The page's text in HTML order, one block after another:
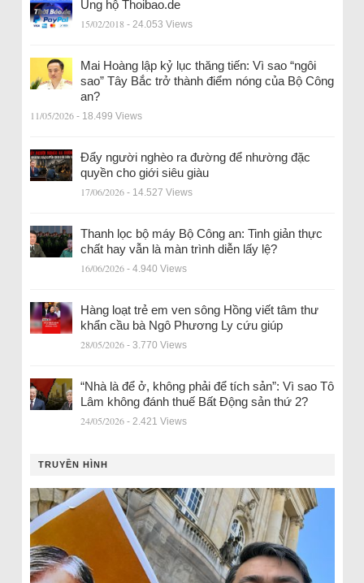
Ủng hộ Thoibao.de
15/02/2018 - 24.053 Views
Mai Hoàng lập kỷ lục thăng tiến: Vì sao “ngôi
sao” Tây Bắc trở thành điểm nóng của Bộ Công
an?
11/05/2026 - 18.499 Views
Đẩy người nghèo ra đường để nhường đặc
quyền cho giới siêu giàu
17/06/2026 - 14.527 Views
Thanh lọc bộ máy Bộ Công an: Tinh giản thực
chất hay vẫn là màn trình diễn lấy lệ?
16/06/2026 - 4.940 Views
Hàng loạt trẻ em ven sông Hồng viết tâm thư
khẩn cầu bà Ngô Phương Ly cứu giúp
28/05/2026 - 3.770 Views
“Nhà là để ở, không phải để tích sản”: Vì sao Tô
Lâm không đánh thuế Bất Động sản thứ 2?
24/05/2026 - 2.421 Views
TRUYỀN HÌNH